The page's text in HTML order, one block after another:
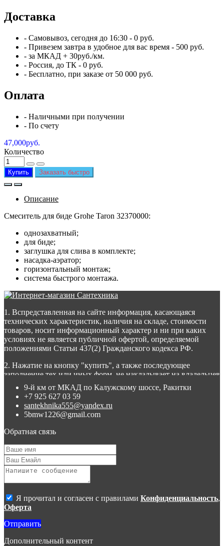
Доставка
- Самовывоз, сегодня до 16:30 - 0 руб.
- Привезем завтра в удобное для вас время - 500 руб.
- за МКАД + 30руб./км.
- Россия, до ТК - 0 руб.
- Бесплатно, при заказе от 50 000 руб.
Оплата
- Наличными при получении
- По счету
47,000руб.
Количество
Купить Заказать быстро
Описание
Смеситель для биде Grohe Taron 32370000:
однозахватный;
для биде;
заглушка для слива в комплекте;
насадка-аэратор;
горизонтальный монтаж;
система быстрого монтажа.
1. Вспредставленная на сайте информация, касающаяся
технических характеристик, наличия на складе, стоимости
товаров, носит информационный характер и ни при каких
условиях не является публичной офертой, определяемой
положениями Статьи 437(2) Гражданского кодекса РФ.
2. Нажатие на кнопку "купить", а также последующее
заполнение тех или иных форм, не накладывает на владельцев
сайта никаких обязательств.
3. Присланное по e-mail сообщение, содержащее копию
заполненной формы заявки на сайте, не является ответом на
сообщение потребителя или подтверждением заказа со
стороны владельцев сайта.
4. Все материалы, размещенные на сайте, являются
собственностью владельцев сайта, либо собственностью
организаций, с которыми у владельцев сайта есть соглашение
о размещении материалов. Копирование любой информации
может повлечь за собой уголовное преследование.
9-й км от МКАД по Калужскому шоссе, Ракитки
+7 925 627 03 59
santekhnika555@yandex.ru
5bmw1226@gmail.com
Обратная связь
Я прочитал и согласен с правилами Конфиденциальность,
Оферта
Отправить
Дополнительный контент